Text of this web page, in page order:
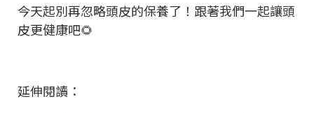
今天起別再忽略頭皮的保養了！跟著我們一起讓頭
皮更健康吧🌻
延伸閱讀：